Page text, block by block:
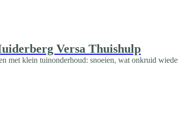
Versa Thuishulp
met klein tuinonderhoud: snoeien, wat onkruid